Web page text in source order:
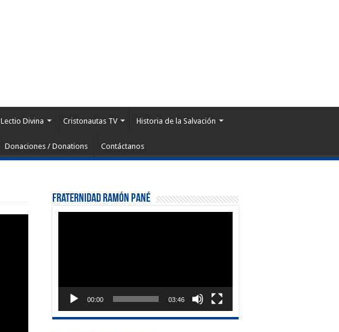
Lectio Divina Cristonautas TV Historia de la Salvación
Donaciones / Donations Contáctanos
Fraternidad Ramón Pané
00:00 03:46